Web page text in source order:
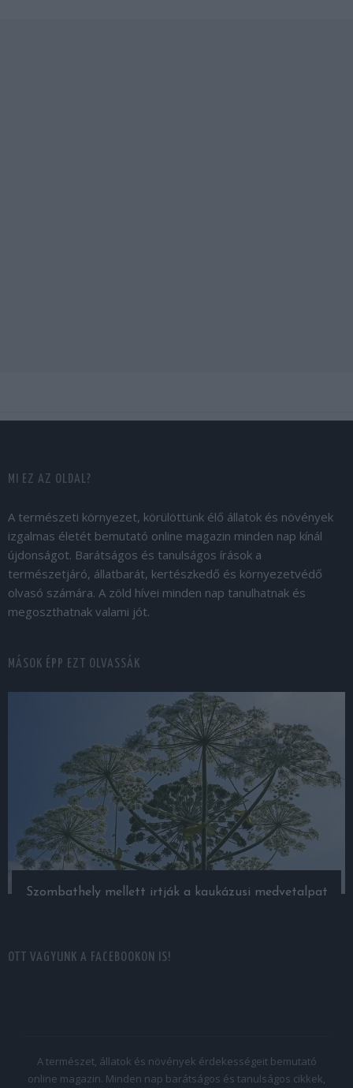
MI EZ AZ OLDAL?
A természeti környezet, körülöttünk élő állatok és növények
izgalmas életét bemutató online magazin minden nap kínál
újdonságot. Barátságos és tanulságos írások a
természetjáró, állatbarát, kertészkedő és környezetvédő
olvasó számára. A zöld hívei minden nap tanulhatnak és
megoszthatnak valami jót.
MÁSOK ÉPP EZT OLVASSÁK
Szombathely mellett irtják a kaukázusi medvetalpat
OTT VAGYUNK A FACEBOOKON IS!
A természet, állatok és növények érdekességeit bemutató
online magazin. Minden nap barátságos és tanulságos cikkek,